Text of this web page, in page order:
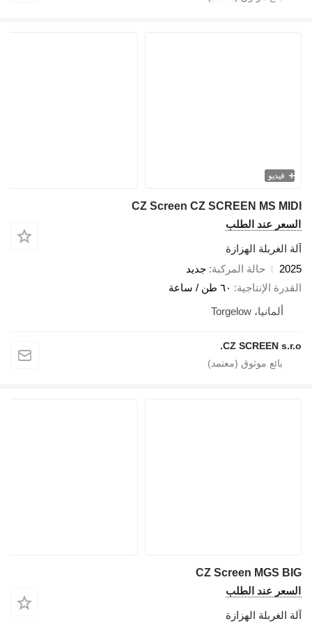
فيديو
CZ Screen CZ SCREEN MS
عند الطلب
الغربلة الهزازة
حالة المركبة جديد
الإنتاجية ٦٠ طن / ساعة
ألمانيا، Torgelow
CZ SCREEN
CZ Screen MGS
عند الطلب
الغربلة الهزازة